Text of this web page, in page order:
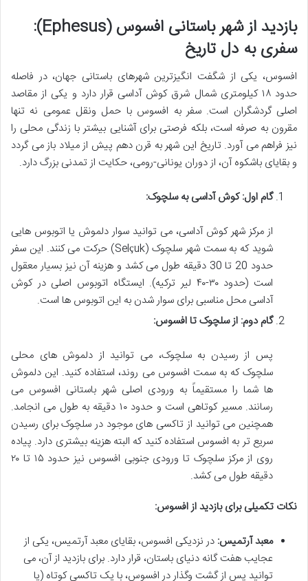
بازدید از شهر باستانی افسوس (Ephesus):
سفری به دل تاریخ
افسوس، یکی از شگفت انگیزترین شهرهای باستانی جهان، در فاصله
حدود ۱۸ کیلومتری شمال شرق کوش آداسی قرار دارد و یکی از مقاصد
اصلی گردشگران است. سفر به افسوس با حمل ونقل عمومی نه تنها
مقرون به صرفه است، بلکه فرصتی برای آشنایی بیشتر با زندگی محلی را
نیز فراهم می آورد. تاریخ این شهر به قرن دهم پیش از میلاد باز می گردد
و بقایای باشکوه آن، از دوران یونانی-رومی، حکایت از تمدنی بزرگ دارد.
گام اول: کوش آداسی به سلچوک:
از مرکز شهر کوش آداسی، می توانید سوار دلموش یا اتوبوس هایی
شوید که به سمت شهر سلچوک (Selçuk) حرکت می کنند. این سفر
حدود 20 تا 30 دقیقه طول می کشد و هزینه آن نیز بسیار معقول
است (حدود ۳۰-۴۰ لیر ترکیه). ایستگاه اتوبوس اصلی در کوش
آداسی محل مناسبی برای سوار شدن به این اتوبوس ها است.
گام دوم: از سلچوک تا افسوس:
پس از رسیدن به سلچوک، می توانید از دلموش های محلی
سلچوک که به سمت افسوس می روند، استفاده کنید. این دلموش
ها شما را مستقیماً به ورودی اصلی شهر باستانی افسوس می
رسانند. مسیر کوتاهی است و حدود ۱۰ دقیقه به طول می انجامد.
همچنین می توانید از تاکسی های موجود در سلچوک برای رسیدن
سریع تر به افسوس استفاده کنید که البته هزینه بیشتری دارد. پیاده
روی از مرکز سلچوک تا ورودی جنوبی افسوس نیز حدود ۱۵ تا ۲۰
دقیقه طول می کشد.
نکات تکمیلی برای بازدید از افسوس:
معبد آرتمیس: در نزدیکی افسوس، بقایای معبد آرتمیس، یکی از
عجایب هفت گانه دنیای باستان، قرار دارد. برای بازدید از آن، می
توانید پس از گشت وگذار در افسوس، با یک تاکسی کوتاه (یا